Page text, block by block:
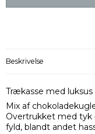
Beskrivelse
Trækasse med
Mix af
Overtrukket med tyk
fyld, blandt andet